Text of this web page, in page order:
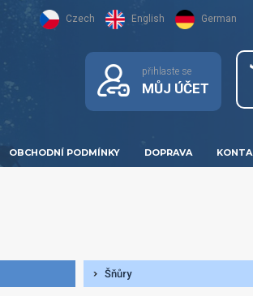
Czech English German
přihlaste se
MŮJ ÚČET
OBCHODNÍ PODMÍNKY DOPRAVA
Šňůry